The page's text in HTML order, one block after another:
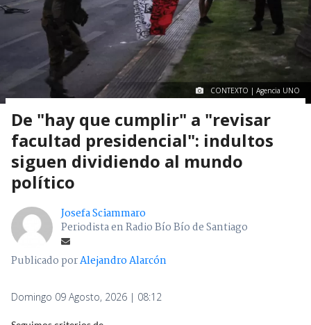
CONTEXTO | Agencia UNO
De "hay que cumplir" a "revisar
facultad presidencial": indultos
siguen dividiendo al mundo
político
Josefa Sciammaro
Periodista en Radio Bío Bío de Santiago
Publicado porAlejandro Alarcón
Domingo 09 Agosto, 2026 | 08:12